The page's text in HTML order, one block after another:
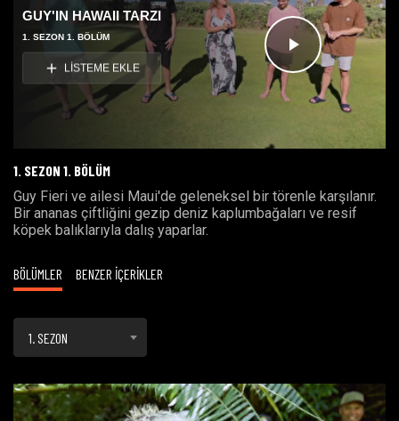
Videoyu
Oynat
GUY'IN HAWAII TARZI
1. SEZON 1. BÖLÜM
LİSTEME EKLE
1. SEZON 1. BÖLÜM
Guy Fieri ve ailesi Maui'de geleneksel bir törenle karşılanır.
Bir ananas çiftliğini gezip deniz kaplumbağaları ve resif
köpek balıklarıyla dalış yaparlar.
BÖLÜMLER BENZER İÇERİKLER
1. SEZON